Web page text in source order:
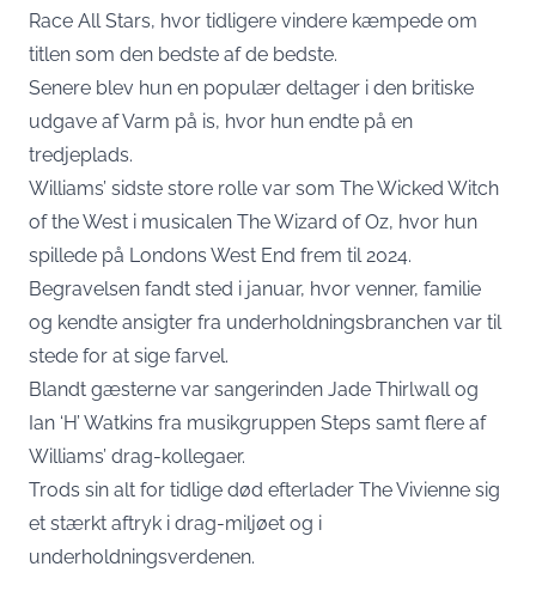
Race All Stars, hvor tidligere vindere kæmpede om
titlen som den bedste af de bedste.
Senere blev hun en populær deltager i den britiske
udgave af Varm på is, hvor hun endte på en
tredjeplads.
Williams’ sidste store rolle var som The Wicked Witch
of the West i musicalen The Wizard of Oz, hvor hun
spillede på Londons West End frem til 2024.
Begravelsen fandt sted i januar, hvor venner, familie
og kendte ansigter fra underholdningsbranchen var til
stede for at sige farvel.
Blandt gæsterne var sangerinden Jade Thirlwall og
Ian ‘H’ Watkins fra musikgruppen Steps samt flere af
Williams’ drag-kollegaer.
Trods sin alt for tidlige død efterlader The Vivienne sig
et stærkt aftryk i drag-miljøet og i
underholdningsverdenen.